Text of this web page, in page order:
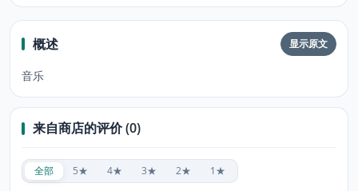
概述 显示原文
音乐
来自商店的评价 (0)
全部 5★ 4★ 3★ 2★ 1★